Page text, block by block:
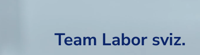
Team Labor sviz.